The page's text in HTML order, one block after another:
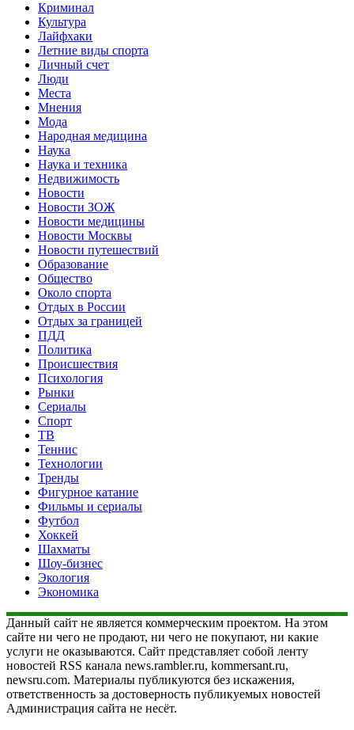
Криминал
Культура
Лайфхаки
Летние виды спорта
Личный счет
Люди
Места
Мнения
Мода
Народная медицина
Наука
Наука и техника
Недвижимость
Новости
Новости ЗОЖ
Новости медицины
Новости Москвы
Новости путешествий
Образование
Общество
Около спорта
Отдых в России
Отдых за границей
ПДД
Политика
Происшествия
Психология
Рынки
Сериалы
Спорт
ТВ
Теннис
Технологии
Тренды
Фигурное катание
Фильмы и сериалы
Футбол
Хоккей
Шахматы
Шоу-бизнес
Экология
Экономика
Данный сайт не является коммерческим проектом. На этом
сайте ни чего не продают, ни чего не покупают, ни какие
услуги не оказываются. Сайт представляет собой ленту
новостей RSS канала news.rambler.ru, kommersant.ru,
newsru.com. Материалы публикуются без искажения,
ответственность за достоверность публикуемых новостей
Администрация сайта не несёт.